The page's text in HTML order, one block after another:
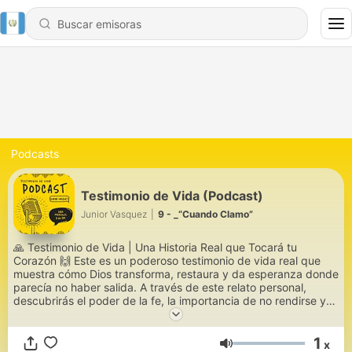
Podcasts
Testimonio de Vida (Podcast)
Junior Vasquez 9 - _“Cuando Clamo”
🙏 Testimonio de Vida | Una Historia Real que Tocará tu
Corazón 🙌 Este es un poderoso testimonio de vida real que
muestra cómo Dios transforma, restaura y da esperanza donde
parecía no haber salida. A través de este relato personal,
descubrirás el poder de la fe, la importancia de no rendirse y
cómo los procesos difíciles pueden convertirse en propósito. 📌
En este video escucharás sobre: ✔️ Cambio de vida a través de
la fe ✔️ Restauración emocional y espiritual ✔️ Superación de
1 x